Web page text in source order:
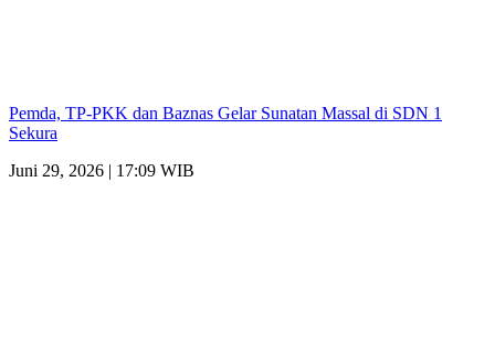
Pemda, TP-PKK dan Baznas Gelar Sunatan Massal di SDN 1
Sekura
Juni 29, 2026 | 17:09 WIB